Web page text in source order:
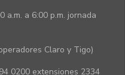
a.m. a 6:00 p.m. jornada
Claro y Tigo)
0200 extensiones 2334